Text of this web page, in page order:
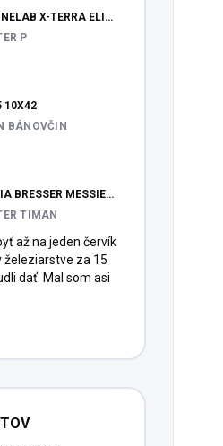
DETEKTOR KOVOV MINELAB X-TERRA ELITE PINPOITER SET
P
10X42
BÁNOVČIN
PREVODOVÁ REDUKCIA BRESSER MESSIER HEXAFOC 1:10
TIMAN
až na jeden červík
železiarstve za 15
dať. Mal som asi